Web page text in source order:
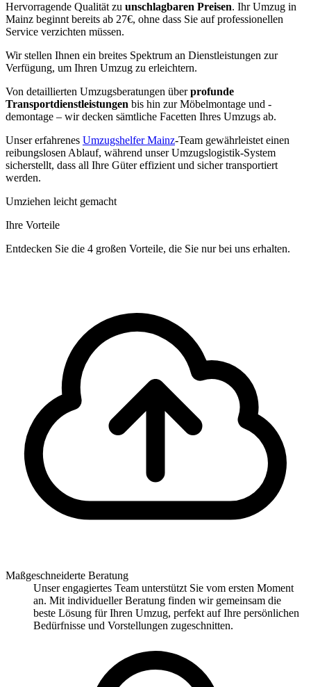
Hervorragende Qualität zu unschlagbaren Preisen. Ihr Umzug in
Mainz beginnt bereits ab 27€, ohne dass Sie auf professionellen
Service verzichten müssen.
Wir stellen Ihnen ein breites Spektrum an Dienstleistungen zur
Verfügung, um Ihren Umzug zu erleichtern.
Von detaillierten Umzugsberatungen überprofunde
Transportdienstleistungen bis hin zur Möbelmontage und -
demontage – wir decken sämtliche Facetten Ihres Umzugs ab.
Unser erfahrenes Umzugshelfer Mainz-Team gewährleistet einen
reibungslosen Ablauf, während unser Umzugslogistik-System
sicherstellt, dass all Ihre Güter effizient und sicher transportiert
werden.
Umziehen leicht gemacht
Ihre Vorteile
Entdecken Sie die 4 großen Vorteile, die Sie nur bei uns erhalten.
Maßgeschneiderte Beratung
Unser engagiertes Team unterstützt Sie vom ersten Moment
an. Mit individueller Beratung finden wir gemeinsam die
beste Lösung für Ihren Umzug, perfekt auf Ihre persönlichen
Bedürfnisse und Vorstellungen zugeschnitten.